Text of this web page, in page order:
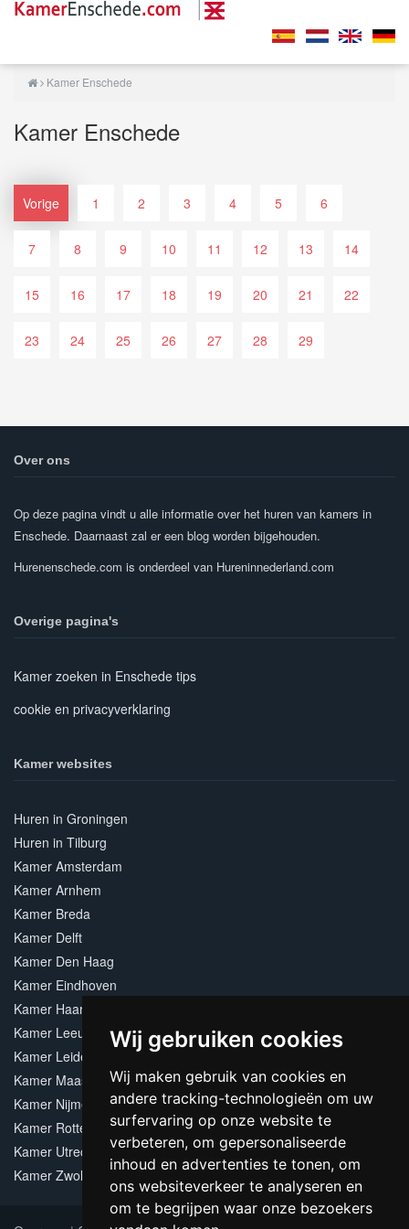
Wij gebruiken cookies
Wij maken gebruik van cookies en
andere tracking-technologieën om uw
surfervaring op onze website te
verbeteren, om gepersonaliseerde
inhoud en advertenties te tonen, om
ons websiteverkeer te analyseren en
om te begrijpen waar onze bezoekers
Kamer Enschede
Kamer Enschede
Vorige 1 2 3 4 5 6
7 8 9 10 11 12 13 14
15 16 17 18 19 20 21 22
23 24 25 26 27 28 29
Over ons
Op deze pagina vindt u alle informatie over het huren van kamers in
Enschede. Daarnaast zal er een blog worden bijgehouden.
Hurenenschede.com is onderdeel van Hureninnederland.com
Overige pagina's
Kamer zoeken in Enschede tips
cookie en privacyverklaring
Kamer websites
Huren in Groningen
Huren in Tilburg
Kamer Amsterdam
Kamer Arnhem
Kamer Breda
Kamer Delft
Kamer Den Haag
Kamer Eindhoven
Kamer Haarlem
Kamer Leeuwarden
Kamer Leiden
Kamer Maastricht
Kamer Nijmegen
Kamer Rotterdam
Kamer Utrecht
Kamer Zwolle